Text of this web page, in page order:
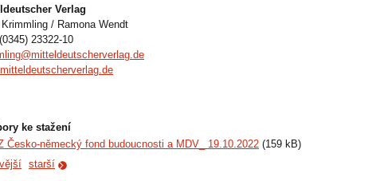
Verlag
/ Ramona Wendt
23322-10
ke stažení
Česko-německý fond budoucnosti a MDV_ 19.10.2022 (159 kB)
starší